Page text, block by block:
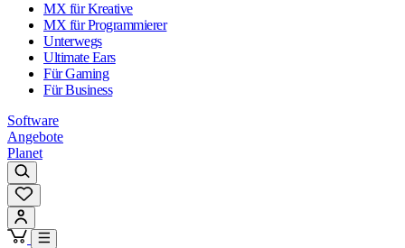
MX für Kreative
MX für Programmierer
Unterwegs
Ultimate Ears
Für Gaming
Für Business
Software
Angebote
Planet